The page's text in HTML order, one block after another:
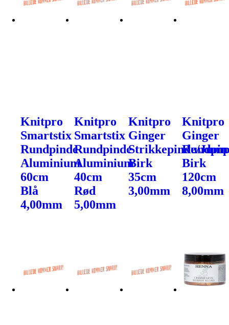
Knitpro
Smartstix
Rundpinde
Aluminium
60cm
Blå
4,00mm
Knitpro
Smartstix
Rundpinde
Aluminium
40cm
Rød
5,00mm
Knitpro
Ginger
Strikkepinde/
Birk
35cm
3,00mm
Knitpro
Ginger
Birk
120cm
8,00mm